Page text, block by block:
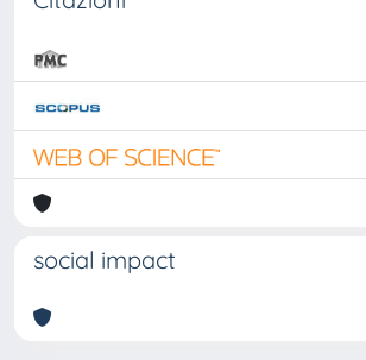
social impact